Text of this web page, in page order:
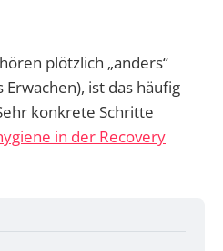
plötzlich „anders“
ist das häufig
konkrete Schritte
in der Recovery